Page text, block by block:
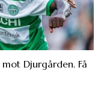
mot Djurgården. Få